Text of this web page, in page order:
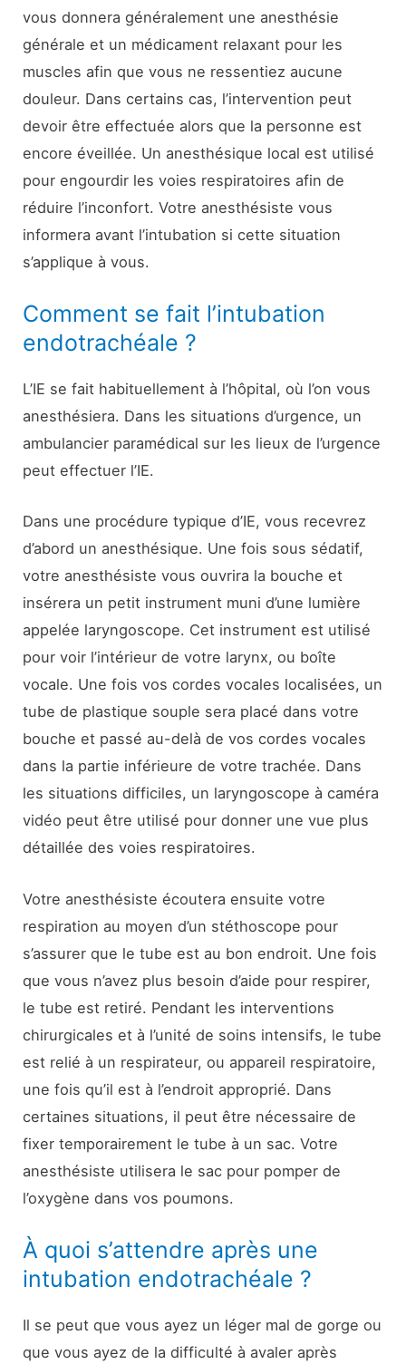
vous donnera généralement une anesthésie
générale et un médicament relaxant pour les
muscles afin que vous ne ressentiez aucune
douleur. Dans certains cas, l’intervention peut
devoir être effectuée alors que la personne est
encore éveillée. Un anesthésique local est utilisé
pour engourdir les voies respiratoires afin de
réduire l’inconfort. Votre anesthésiste vous
informera avant l’intubation si cette situation
s’applique à vous.
Comment se fait l’intubation
endotrachéale ?
L’IE se fait habituellement à l’hôpital, où l’on vous
anesthésiera. Dans les situations d’urgence, un
ambulancier paramédical sur les lieux de l’urgence
peut effectuer l’IE.
Dans une procédure typique d’IE, vous recevrez
d’abord un anesthésique. Une fois sous sédatif,
votre anesthésiste vous ouvrira la bouche et
insérera un petit instrument muni d’une lumière
appelée laryngoscope. Cet instrument est utilisé
pour voir l’intérieur de votre larynx, ou boîte
vocale. Une fois vos cordes vocales localisées, un
tube de plastique souple sera placé dans votre
bouche et passé au-delà de vos cordes vocales
dans la partie inférieure de votre trachée. Dans
les situations difficiles, un laryngoscope à caméra
vidéo peut être utilisé pour donner une vue plus
détaillée des voies respiratoires.
Votre anesthésiste écoutera ensuite votre
respiration au moyen d’un stéthoscope pour
s’assurer que le tube est au bon endroit. Une fois
que vous n’avez plus besoin d’aide pour respirer,
le tube est retiré. Pendant les interventions
chirurgicales et à l’unité de soins intensifs, le tube
est relié à un respirateur, ou appareil respiratoire,
une fois qu’il est à l’endroit approprié. Dans
certaines situations, il peut être nécessaire de
fixer temporairement le tube à un sac. Votre
anesthésiste utilisera le sac pour pomper de
l’oxygène dans vos poumons.
À quoi s’attendre après une
intubation endotrachéale ?
Il se peut que vous ayez un léger mal de gorge ou
que vous ayez de la difficulté à avaler après